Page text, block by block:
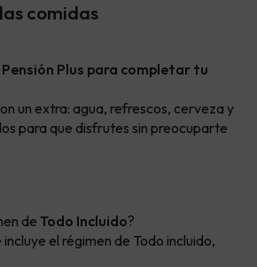
comidas
Pensión Plus para completar tu
un extra: agua, refrescos, cerveza y
para que disfrutes sin preocuparte
de Todo Incluido?
el régimen de Todo incluido,